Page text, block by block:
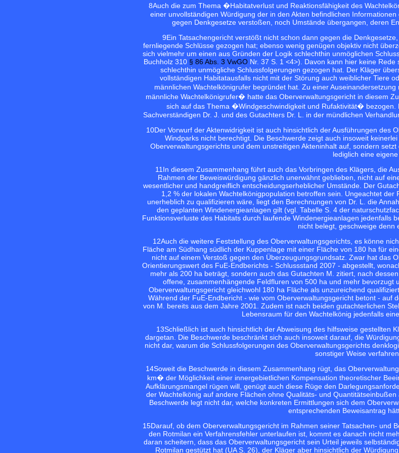
8Auch die zum Thema �Habitatverlust und Reaktionsfähigkeit des
einer unvollständigen Würdigung der in den Akten befindlichen
gegen Denkgesetze verstoßen, noch Umstände übergangen, deren
9Ein Tatsachengericht verstößt nicht schon dann gegen die
fernliegende Schlüsse gezogen hat; ebenso wenig genügen objektiv nicht
sich vielmehr um einen aus Gründen der Logik schlechthin unmöglichen
Buchholz 310 § 86 Abs. 3 VwGO Nr. 37 S. 1 <4>). Davon kann hier keine
schlechthin unmögliche Schlussfolgerungen gezogen hat. Der Kläger
vollständigen Habitatausfalls nicht mit der Störung auch weiblicher Tiere
männlichen Wachtelkönigrufer begründet hat. Zu einer
männliche Wachtelkönigrufer� hatte das Oberverwaltungsgericht in diesem
sich auf das Thema �Windgeschwindigkeit und Rufaktivität�
Sachverständigen Dr. J. und des Gutachters Dr. L. in der mündlichen
10Der Vorwurf der Aktenwidrigkeit ist auch hinsichtlich der Ausführungen des
Windparks nicht berechtigt. Die Beschwerde zeigt auch insoweit
Oberverwaltungsgerichts und dem unstreitigen Akteninhalt auf, sondern
lediglich eine eigene
11 In diesem Zusammenhang führt auch das Vorbringen des Klägers, die
Rahmen der Beweiswürdigung gänzlich unerwähnt geblieben, nicht auf
wesentlicher und handgreiflich entscheidungserheblicher Umstände. Der
1,2 % der lokalen Wachtelkönigpopulation betroffen sein. Ungeachtet
unerheblich zu qualifizieren wäre, liegt den Berechnungen von Dr. L. die
den geplanten Windenergieanlagen gilt (vgl. Tabelle S. 4 der
Funktionsverluste des Habitats durch laufende Windenergieanlagen jedenfalls
nicht belegt, geschweige denn
12Auch die weitere Feststellung des Oberverwaltungsgerichts, es könne
Fläche am Südhang südlich der Kuppenlage mit einer Fläche von 180 ha für
nicht auf einem Verstoß gegen den Überzeugungsgrundsatz. Zwar hat das
Orientierungswert des FuE-Endberichts - Schlussstand 2007 - abgestellt,
mehr als 200 ha beträgt, sondern auch das Gutachten M. zitiert, nach
offene, zusammenhängende Feldfluren von 500 ha und mehr
Oberverwaltungsgericht gleichwohl 180 ha Fläche als unzureichend
Während der FuE-Endbericht - wie vom Oberverwaltungsgericht betont - auf
von M. bereits aus dem Jahre 2001. Zudem ist nach beiden gutachterlichen
Lebensraum für den Wachtelkönig jedenfalls
13Schließlich ist auch hinsichtlich der Abweisung des hilfsweise gestellten
dargetan. Die Beschwerde beschränkt sich auch insoweit darauf, die
nicht dar, warum die Schlussfolgerungen des Oberverwaltungsgerichts
sonstiger Weise
14Soweit die Beschwerde in diesem Zusammenhang rügt, das
km� der Möglichkeit einer innergebietlichen Kompensation theoretischer
Aufklärungsmangel rügen will, genügt auch diese Rüge den
der Wachtelkönig auf andere Flächen ohne Qualitäts- und
Beschwerde legt nicht dar, welche konkreten Ermittlungen sich dem
entsprechenden Beweisantrag
15Darauf, ob dem Oberverwaltungsgericht im Rahmen seiner Tatsachen- und
den Rotmilan ein Verfahrensfehler unterlaufen ist, kommt es danach nicht
daran scheitern, dass das Oberverwaltungsgericht sein Urteil jeweils
Rotmilan gestützt hat (UA S. 26), der Kläger aber hinsichtlich der